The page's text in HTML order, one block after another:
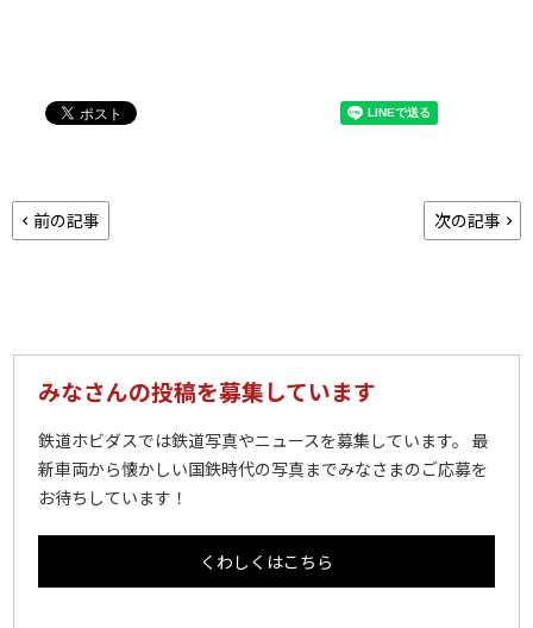
前の記事 次の記事
みなさんの投稿を募集しています
鉄道ホビダスでは鉄道写真やニュースを募集しています。 最
新車両から懐かしい国鉄時代の写真までみなさまのご応募を
お待ちしています！
くわしくはこちら